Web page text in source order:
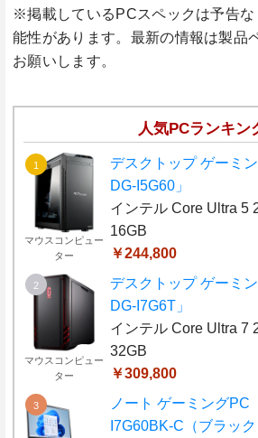
※掲載しているPCスペックは予告
能性があります。最新の情報は製品
お願いします。
人気PCランキン
マウスコンピュー
ター
デスクトップ ゲーミ
DG-I5G60」
インテル Core Ultra 5
16GB
￥244,800
マウスコンピュー
ター
デスクトップ ゲーミ
DG-I7G6T」
インテル Core Ultra 7
32GB
￥309,800
ノート ゲーミングPC
I7G60BK-C（ブラック